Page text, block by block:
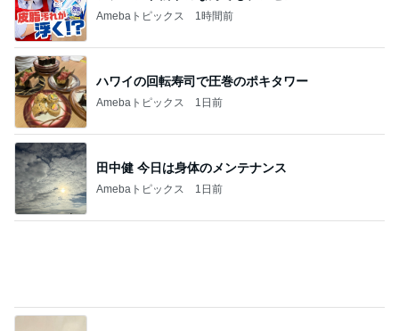
細川直美 アイスブルーのフレンチ
Amebaトピックス